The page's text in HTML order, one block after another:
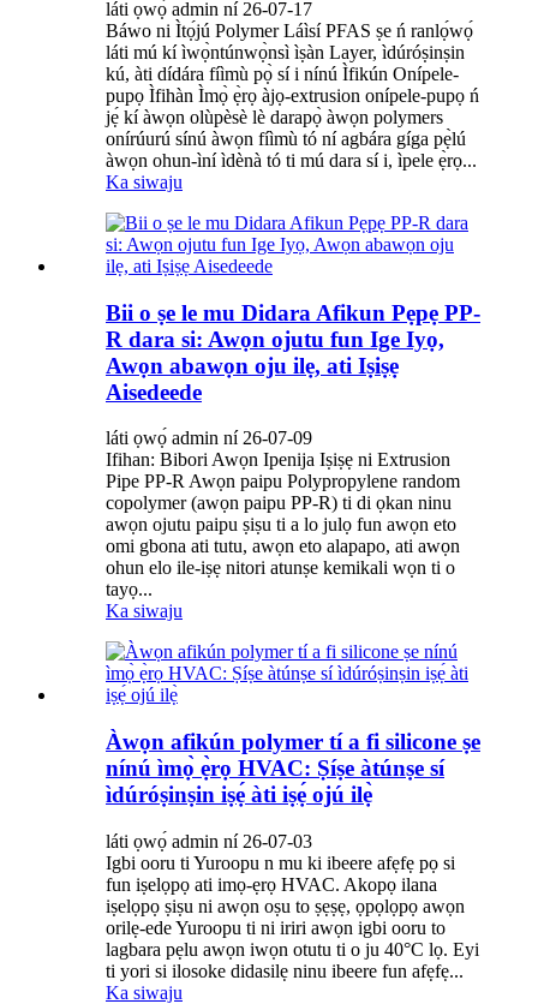
láti ọwọ́ admin ní 26-07-17
Báwo ni Ìtọ́jú Polymer Láìsí PFAS ṣe ń ranlọ́wọ́
láti mú kí ìwọ̀ntúnwọ̀nsì ìṣàn Layer, ìdúróṣinṣin
kú, àti dídára fíìmù pọ̀ sí i nínú Ìfikún Onípele-
pupọ Ìfihàn Ìmọ̀ ẹ̀rọ àjọ-extrusion onípele-pupọ ń
jẹ́ kí àwọn olùpèsè lè darapọ̀ àwọn polymers
onírúurú sínú àwọn fíìmù tó ní agbára gíga pẹ̀lú
àwọn ohun-ìní ìdènà tó ti mú dara sí i, ìpele ẹ̀rọ...
Ka siwaju
Bii o ṣe le mu Didara Afikun Pẹpẹ PP-
R dara si: Awọn ojutu fun Ige Iyọ,
Awọn abawọn oju ilẹ, ati Iṣiṣẹ
Aisedeede
láti ọwọ́ admin ní 26-07-09
Ifihan: Bibori Awọn Ipenija Iṣiṣẹ ni Extrusion
Pipe PP-R Awọn paipu Polypropylene random
copolymer (awọn paipu PP-R) ti di ọkan ninu
awọn ojutu paipu ṣiṣu ti a lo julọ fun awọn eto
omi gbona ati tutu, awọn eto alapapo, ati awọn
ohun elo ile-iṣẹ nitori atunṣe kemikali wọn ti o
tayọ...
Ka siwaju
Àwọn afikún polymer tí a fi silicone ṣe
nínú ìmọ̀ ẹ̀rọ HVAC: Ṣíṣe àtúnṣe sí
ìdúróṣinṣin iṣẹ́ àti iṣẹ́ ojú ilẹ̀
láti ọwọ́ admin ní 26-07-03
Igbi ooru ti Yuroopu n mu ki ibeere afẹfẹ pọ si
fun iṣelọpọ ati imọ-ẹrọ HVAC. Akopọ ilana
iṣelọpọ ṣiṣu ni awọn oṣu to ṣẹṣẹ, ọpọlọpọ awọn
orilẹ-ede Yuroopu ti ni iriri awọn igbi ooru to
lagbara pẹlu awọn iwọn otutu ti o ju 40°C lọ. Eyi
ti yori si ilosoke didasilẹ ninu ibeere fun afẹfẹ...
Ka siwaju